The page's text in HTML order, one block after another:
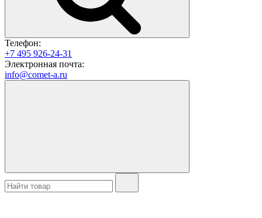
Телефон:
+7 495 926-24-31
Электронная почта:
info@comet-a.ru